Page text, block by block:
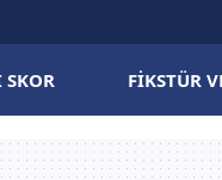
SKOR FIKSTÜR